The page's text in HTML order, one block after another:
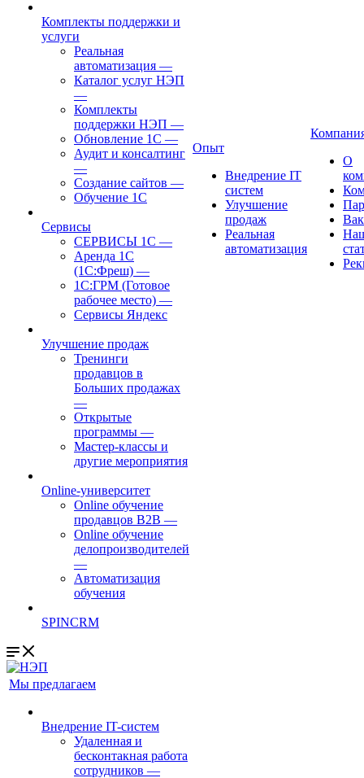
Комплекты поддержки и
услуги
Реальная
автоматизация —
Каталог услуг НЭП
—
Комплекты
поддержки НЭП —
Обновление 1С —
Аудит и консалтинг
—
Создание сайтов —
Обучение 1С
Cервисы
СЕРВИСЫ 1С —
Аренда 1С
(1С:Фреш) —
1С:ГРМ (Готовое
рабочее место) —
Сервисы Яндекс
Улучшение продаж
Тренинги
продавцов в
Больших продажах
—
Открытые
программы —
Мастер-классы и
другие мероприятия
Online-университет
Online обучение
продавцов B2B —
Online обучение
делопроизводителей
—
Автоматизация
обучения
SPINCRM
Опыт
Внедрение IT
систем
Улучшение
продаж
Реальная
автоматизация
О
Мы предлагаем
Внедрение IT-систем
Удаленная и
бесконтакная работа
сотрудников —